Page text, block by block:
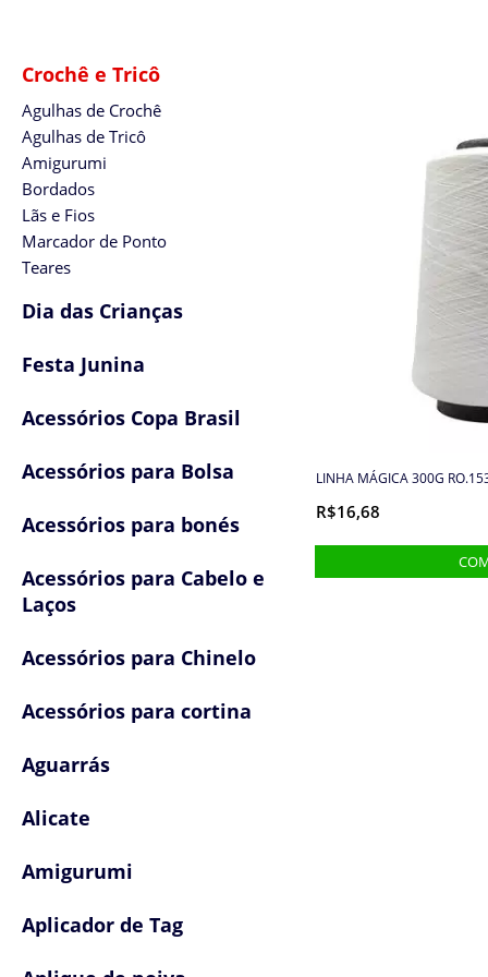
Crochê e Tricô
Agulhas de Crochê
Agulhas de Tricô
Amigurumi
Bordados
Lãs e Fios
Marcador de Ponto
Teares
Dia das Crianças
Festa Junina
Acessórios Copa Brasil
Acessórios para Bolsa
Acessórios para bonés
Acessórios para Cabelo e
Laços
Acessórios para Chinelo
Acessórios para cortina
Aguarrás
Alicate
Amigurumi
Aplicador de Tag
LINHA MÁGICA 300G
R$16,68